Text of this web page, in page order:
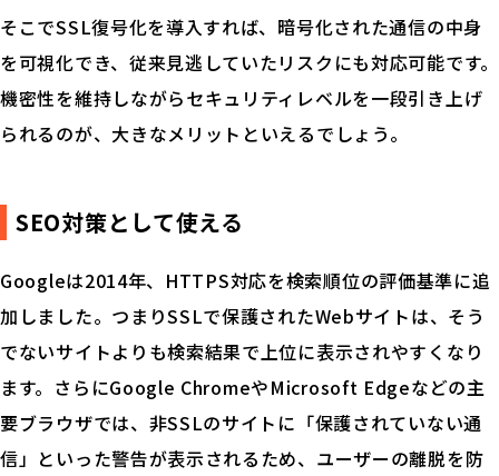
Palo Alto Networks とは
そこでSSL復号化を導入すれば、暗号化された通信の中身
を可視化でき、従来見逃していたリスクにも対応可能です。
機密性を維持しながらセキュリティレベルを一段引き上げ
られるのが、大きなメリットといえるでしょう。
SEO対策として使える
Googleは2014年、HTTPS対応を検索順位の評価基準に追
加しました。つまりSSLで保護されたWebサイトは、そう
でないサイトよりも検索結果で上位に表示されやすくなり
ます。さらにGoogle ChromeやMicrosoft Edgeなどの主
要ブラウザでは、非SSLのサイトに「保護されていない通
信」といった警告が表示されるため、ユーザーの離脱を防